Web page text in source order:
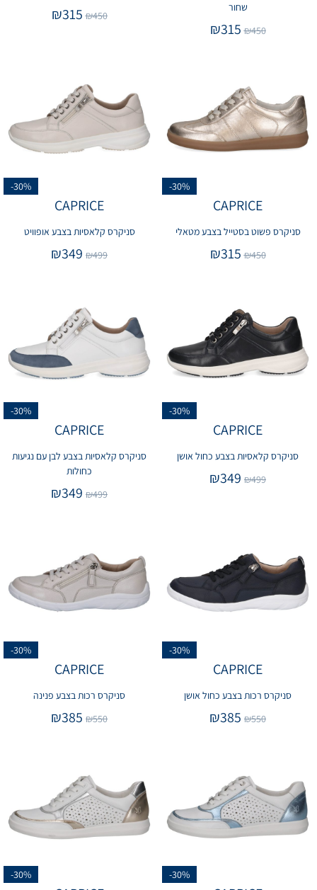
שחור
₪450
₪315
₪450
₪315
-30%
CAPRICE
סניקרס פשוט בסטייל בצבע מטאלי
₪450
₪315
-30%
CAPRICE
סניקרס קלאסיות בצבע אופוויט
₪499
₪349
-30%
CAPRICE
סניקרס קלאסיות בצבע כחול אושן
₪499
₪349
-30%
CAPRICE
סניקרס קלאסיות בצבע לבן עם נגיעות
כחולות
₪499
₪349
-30%
CAPRICE
סניקרס רכות בצבע כחול אושן
₪550
₪385
-30%
CAPRICE
סניקרס רכות בצבע פנינה
₪550
₪385
-30%
-30%